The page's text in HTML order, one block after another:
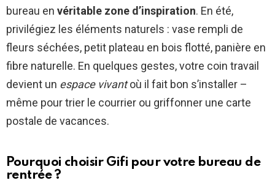
bureau en véritable zone d’inspiration. En été,
privilégiez les éléments naturels : vase rempli de
fleurs séchées, petit plateau en bois flotté, panière en
fibre naturelle. En quelques gestes, votre coin travail
devient un espace vivantoù il fait bon s’installer –
même pour trier le courrier ou griffonner une carte
postale de vacances.
Pourquoi choisir Gifi pour votre bureau de
rentrée ?